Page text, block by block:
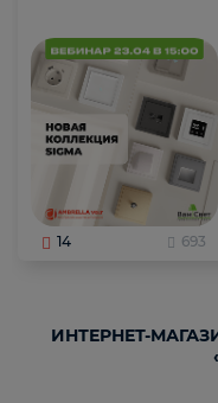
14 693
ИНТЕРНЕТ-